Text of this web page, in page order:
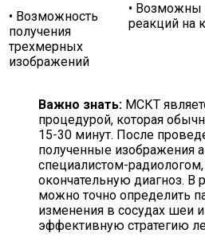
• Возможность
получения
трехмерных
изображений
• Возможны
реакций на
Важно знать: МСКТ
процедурой, которая
15-30 минут. После
полученные изображения
специалистом-
окончательную диагноз. В
можно точно определить
изменения в сосудах шеи
эффективную стратегию